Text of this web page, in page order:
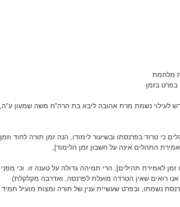
מלחמת
בפרט בזמן
ל-100,000 איש מוקדש לעילוי נשמת מרת אהובה ליבא בת הרה"ח משה שמעון ע"ה,
כי טרוד בפרנסתו ובשיעור לימודו, הנה זמן תורה לחוד וזמן
אמירת התהלים אינה על חשבון זמן הלימוד],
לאמירת תהילים], הרי תמיהה גדולה על טענה זו. וכי מפני
רואים שאין הטרדה מועלת לפרנסה, ואדרבה מקלקלת)
נשמתו, ובפרט שעשיית ענין של תורה ומצות מועיל תמיד